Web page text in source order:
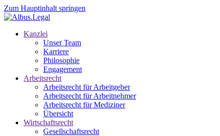
Zum Hauptinhalt springen
Kanzlei
Unser Team
Karriere
Philosophie
Engagement
Arbeitsrecht
Arbeitsrecht für Arbeitgeber
Arbeitsrecht für Arbeitnehmer
Arbeitsrecht für Mediziner
Übersicht
Wirtschaftsrecht
Gesellschaftsrecht